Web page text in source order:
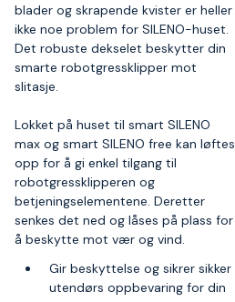
blader og skrapende kvister er heller
ikke noe problem for SILENO-huset.
Det robuste dekselet beskytter din
smarte robotgressklipper mot
slitasje.
Lokket på huset til smart SILENO
max og smart SILENO free kan løftes
opp for å gi enkel tilgang til
robotgressklipperen og
betjeningselementene. Deretter
senkes det ned og låses på plass for
å beskytte mot vær og vind.
Gir beskyttelse og sikrer sikker
utendørs oppbevaring for din